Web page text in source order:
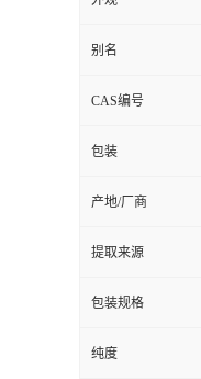
别名
CAS编号
包装
产地/厂商
提取来源
包装规格
纯度